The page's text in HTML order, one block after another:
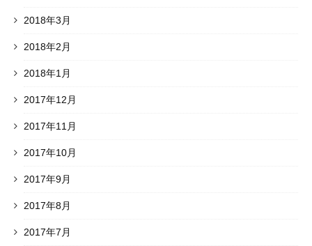
2018年3月
2018年2月
2018年1月
2017年12月
2017年11月
2017年10月
2017年9月
2017年8月
2017年7月